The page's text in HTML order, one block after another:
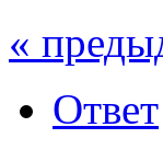
«
Ответ